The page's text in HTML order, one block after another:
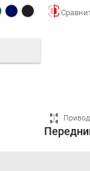
Привод